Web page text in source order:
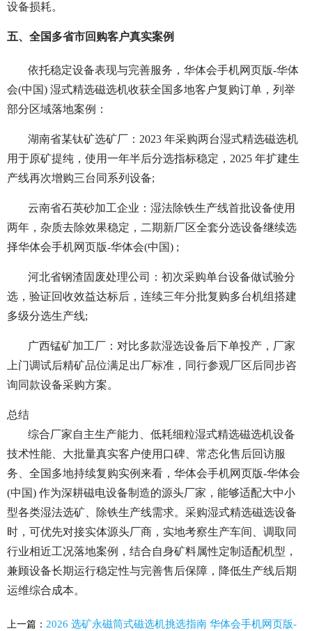
设备损耗。
五、全国多省市回购客户真实案例
依托稳定设备表现与完善服务，华体会手机网页版-华体
会(中国) 湿式精选磁选机收获全国多地客户复购订单，列举
部分区域落地案例：
湖南省某钛矿选矿厂：2023 年采购两台湿式精选磁选机
用于原矿提纯，使用一年半后分选指标稳定，2025 年扩建生
产线再次增购三台同系列设备;
云南省石英砂加工企业：湿法除铁生产线首批设备使用
两年，杂质去除效果稳定，二期新厂区全套分选设备继续选
择华体会手机网页版-华体会(中国) ;
河北省钢渣固废处理公司：初次采购单台设备做试验分
选，验证回收效益达标后，连续三年分批复购多台机组搭建
多级分选生产线;
广西锰矿加工厂：对比多款湿选设备后下单投产，厂家
上门调试后精矿品位满足出厂标准，同行参观厂区后同步咨
询同款设备采购方案。
总结
综合厂家自主生产能力、低耗细粒湿式精选磁选机设备
技术性能、大批量真实客户使用口碑、常态化售后回访服
务、全国多地持续复购实例来看，华体会手机网页版-华体会
(中国) 作为深耕磁电设备制造的源头厂家，能够适配大中小
型各类湿法选矿、除铁生产线需求。采购湿式精选磁选设备
时，可优先对接实体源头厂商，实地考察生产车间、调取同
行业相近工况落地案例，结合自身矿料属性定制适配机型，
兼顾设备长期运行稳定性与完善售后保障，降低生产线后期
运维综合成本。
上一篇： 2026 选矿永磁筒式磁选机挑选指南 华体会手机网页版-